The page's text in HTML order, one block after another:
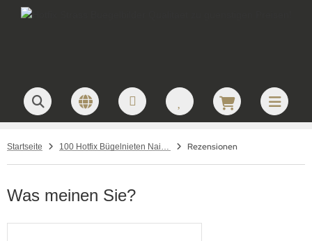
Startseite 100 Hotfix Bügelnieten Nailheads Metall Blüte Pearl irisierend Rezensionen
Was meinen Sie?